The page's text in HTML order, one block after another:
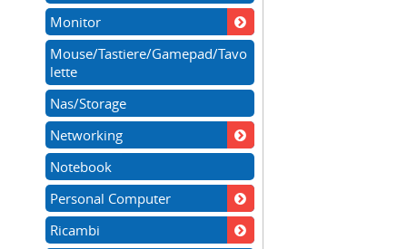
Monitor
Mouse/Tastiere/Gamepad/Tavo
lette
Nas/Storage
Networking
Notebook
Personal Computer
Ricambi